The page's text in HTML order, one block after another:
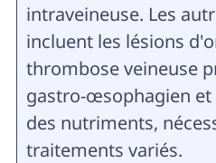
intraveineuse. Les
incluent les lésions
thrombose veineuse
gastro-œsophagien
des nutriments,
traitements variés.